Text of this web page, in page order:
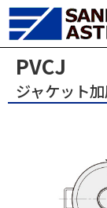
PVCJ
ジャケット